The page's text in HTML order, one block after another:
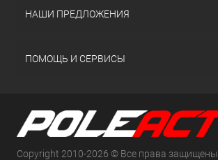
НАШИ ПРЕДЛОЖЕНИЯ
ПОМОЩЬ И СЕРВИСЫ
Copyright 2010-2026 © Все права защищены.